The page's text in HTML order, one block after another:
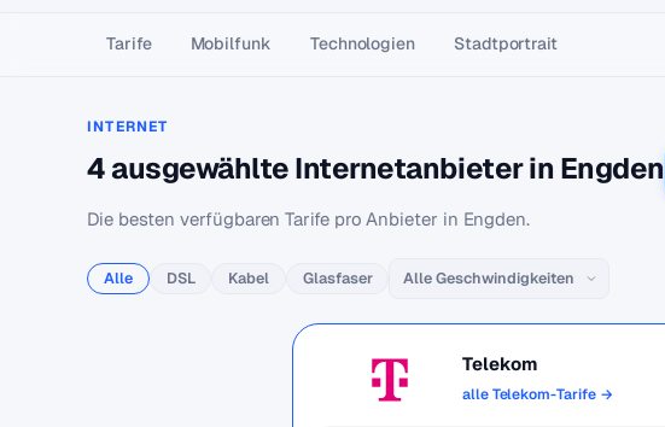
Tarife Mobilfunk Technologien Stadtportrait
INTERNET
4 ausgewählte Internetanbieter in Engden
Die besten verfügbaren Tarife pro Anbieter in Engden.
Alle DSL Kabel Glasfaser
Telekom
alle Telekom-Tarife →